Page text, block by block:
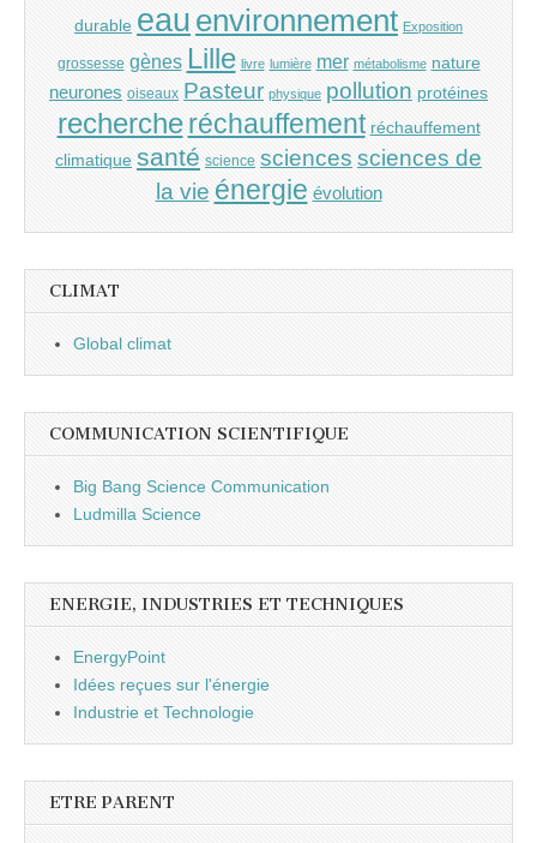
durable eau environnement Exposition
grossesse gènes Lille livre lumière mer métabolisme nature
neurones oiseaux Pasteur physique pollution protéines
recherche réchauffement réchauffement
climatique santé science sciences sciences de
la vie énergie évolution
CLIMAT
Global climat
COMMUNICATION SCIENTIFIQUE
Big Bang Science Communication
Ludmilla Science
ENERGIE, INDUSTRIES ET TECHNIQUES
EnergyPoint
Idées reçues sur l'énergie
Industrie et Technologie
ETRE PARENT